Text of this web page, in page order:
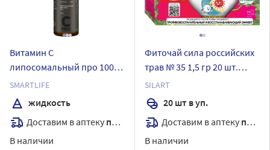
Витамин C
липосомальный про 100
мл флакон жидкость с
дозатором капельницей
SMARTLIFE
жидкость
Доставим в аптеку послезавтра
В наличии
Фиточай сила российских
трав № 35 1,5 гр 20 шт.
фильтр-пакеты
SILART
20 шт в уп.
Доставим в аптеку послезавтра
В наличии